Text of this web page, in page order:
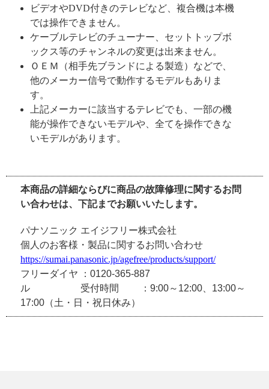
ビデオやDVD付きのテレビなど、複合機は本機
では操作できません。
ケーブルテレビのチューナー、セットトップボ
ックス等のチャンネルの変更は出来ません。
ＯＥＭ（相手先ブランドによる製造）などで、
他のメーカー信号で動作するモデルもありま
す。
上記メーカーに該当するテレビでも、一部の機
能が操作できないモデルや、全てを操作できな
いモデルがあります。
本商品の詳細ならびに商品の故障修理に関するお問
い合わせは、 下記までお願いいたします。
パナソニック エイジフリー株式会社
個人のお客様・製品に関するお問い合わせ
https://sumai.panasonic.jp/agefree/products/support/
フリーダイヤ
ル
：0120-365-887
受付時間
：9:00～12:00、13:00～
17:00（土・日・祝日休み）